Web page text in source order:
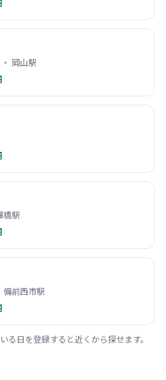
岡山駅
橋駅
備前西市駅
る日を登録すると近くから探せます。